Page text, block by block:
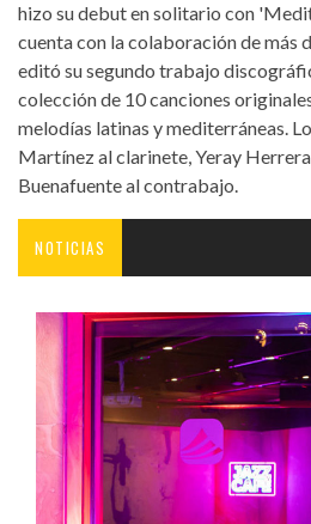
hizo su debut en solitario con
cuenta con la colaboración de más
editó su segundo trabajo
colección de 10 canciones
melodías latinas y mediterráneas.
Martínez al clarinete, Yeray
Buenafuente al contrabajo.
NOTICIAS